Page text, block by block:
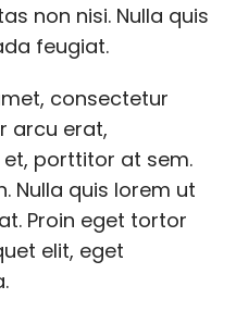
non nisi. Nulla quis
feugiat.
consectetur
arcu erat,
porttitor at sem.
Nulla quis lorem ut
Proin eget tortor
elit, eget